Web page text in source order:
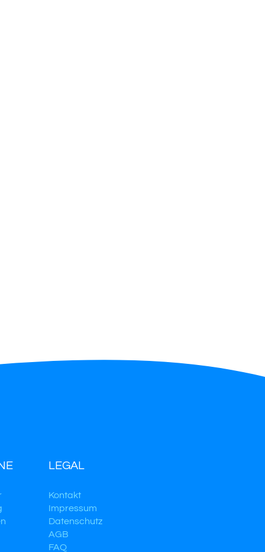
LEGAL
Kontakt
Impressum
Datenschutz
AGB
FAQ